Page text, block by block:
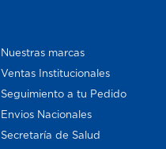
Nuestras marcas
Ventas Institucionales
Seguimiento a tu Pedido
Envios Nacionales
Secretaría de Salud